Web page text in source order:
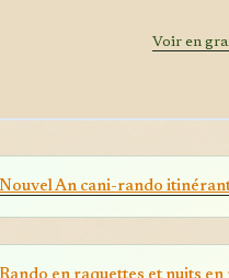
Voir en
Nouvel An cani-rando